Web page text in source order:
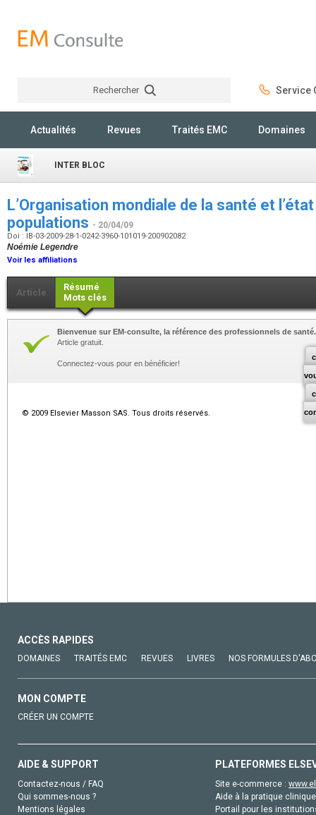
Rechercher Service
Actualités Revues Traités EMC Domaines
INTER BLOC
L’Organisation mondiale de la santé et
populations - 20/04/09
Doi : IB-03-2009-28-1-0242-3960-101019-200902082
Noémie Legendre
Voir les affiliations
Article
Résumé
Mots clés
Bienvenue sur EM-consulte, la référence des professionnels de santé.
Article gratuit.
Connectez-vous pour en bénéficier!
© 2009 Elsevier Masson SAS. Tous droits réservés.
ACCÈS RAPIDES
DOMAINES TRAITÉS EMC REVUES LIVRES NOS FORMULES
MON COMPTE
CRÉER UN COMPTE
AIDE & SUPPORT
Contactez-nous / FAQ
Qui sommes-nous ?
Mentions légales
PLATEFORMES
Site e-commerce :
Aide à la pratique
Portail pour les